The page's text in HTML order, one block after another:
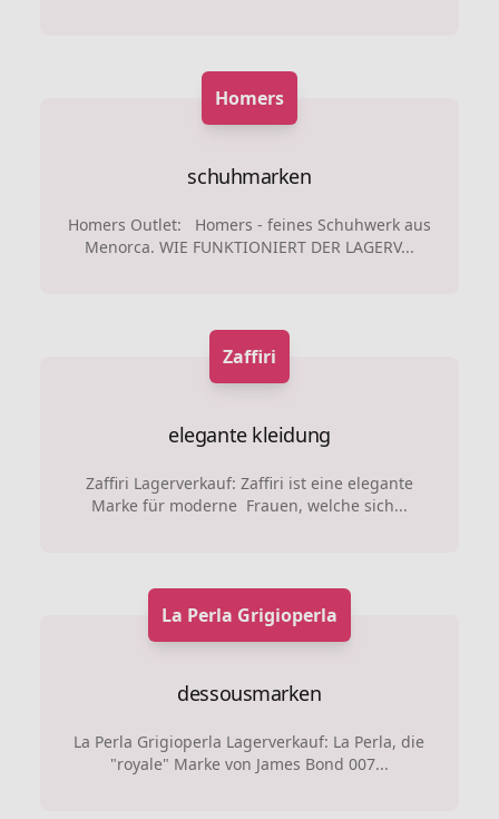
Homers
schuhmarken
Homers Outlet: Homers - feines Schuhwerk aus
Menorca. WIE FUNKTIONIERT DER LAGERV...
Zaffiri
elegante kleidung
Zaffiri Lagerverkauf: Zaffiri ist eine elegante
Marke für moderne Frauen, welche sich...
La Perla Grigioperla
dessousmarken
La Perla Grigioperla Lagerverkauf: La Perla, die
"royale" Marke von James Bond 007...